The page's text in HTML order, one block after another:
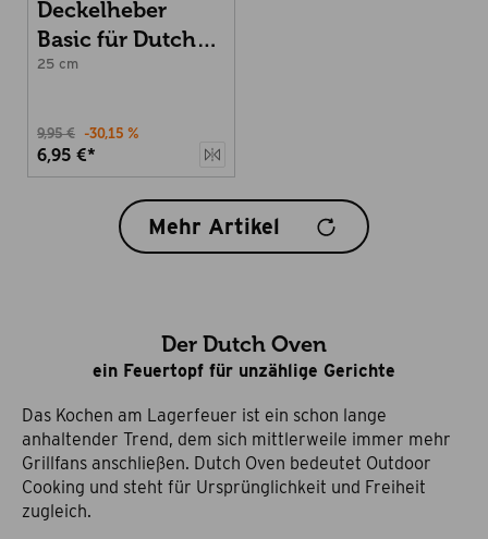
Deckelheber
Basic für Dutch
Oven
25 cm
6,95 €*
9,95 € -30,15 %
Mehr Artikel
Der Dutch Oven
ein Feuertopf für unzählige Gerichte
Das Kochen am Lagerfeuer ist ein schon lange
anhaltender Trend, dem sich mittlerweile immer mehr
Grillfans anschließen. Dutch Oven bedeutet Outdoor
Cooking und steht für Ursprünglichkeit und Freiheit
zugleich.